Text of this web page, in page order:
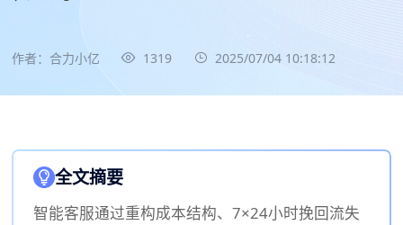
作者：合力小亿 1319 2025/07/04 10:18:12
全文摘要
智能客服通过重构成本结构、7×24小时挽回流失